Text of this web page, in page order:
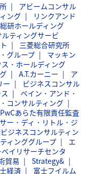
アビームコンサル
ング
リンクアンド
研ホールディング
ティングサービ
三菱総合研究所
グループ
マッキン
・ホールディング
A.T.カーニー
ア
ー
ビジネスコンサル
ベイン・アンド・
コンサルティング
PwCあらた有限責任監査
ー・ディ・リトル・ジ
ジネスコンサルティン
ィンググループ
エ
イリサーチセンタ
貿易
Strategy&
経済
富士フイルム